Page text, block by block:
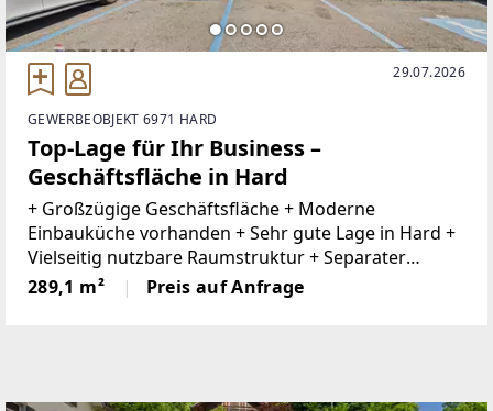
29.07.2026
GEWERBEOBJEKT 6971 HARD
Top-Lage für Ihr Business –
Geschäftsfläche in Hard
+ Großzügige Geschäftsfläche + Moderne
Einbauküche vorhanden + Sehr gute Lage in Hard +
Vielseitig nutzbare Raumstruktur + Separater
Nebenraum mit WC, Küche und Büro + Büro im EG+
Harder Gemeinde mit Gastronomie, kleinen Läden
289,1 m² Preis auf Anfrage